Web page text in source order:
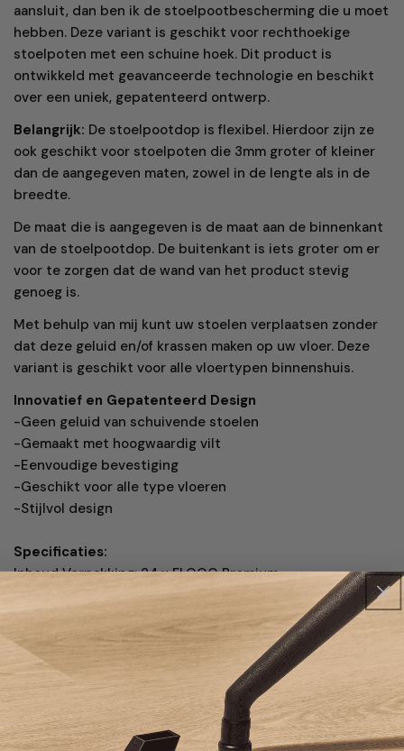
aansluit, dan ben ik de stoelpootbescherming die u moet
hebben. Deze variant is geschikt voor rechthoekige
stoelpoten met een schuine hoek. Dit product is
ontwikkeld met geavanceerde technologie en beschikt
over een uniek, gepatenteerd ontwerp.
Belangrijk: De stoelpootdop is flexibel. Hierdoor zijn ze
ook geschikt voor stoelpoten die 3mm groter of kleiner
dan de aangegeven maten, zowel in de lengte als in de
breedte.
De maat die is aangegeven is de maat aan de binnenkant
van de stoelpootdop. De buitenkant is iets groter om er
voor te zorgen dat de wand van het product stevig
genoeg is.
Met behulp van mij kunt uw stoelen verplaatsen zonder
dat deze geluid en/of krassen maken op uw vloer. Deze
variant is geschikt voor alle vloertypen binnenshuis.
Innovatief en Gepatenteerd Design
-Geen geluid van schuivende stoelen
-Gemaakt met hoogwaardig vilt
-Eenvoudige bevestiging
-Geschikt voor alle type vloeren
-Stijlvol design
Specificaties:
Inhoud Verpakking: 24 x FLOOQ Premium
stoelpootdoppen schuin rechthoekig
Merk: FLOOQ
Gewicht: 0.150 kg
Kleur: Zwart
Verzending